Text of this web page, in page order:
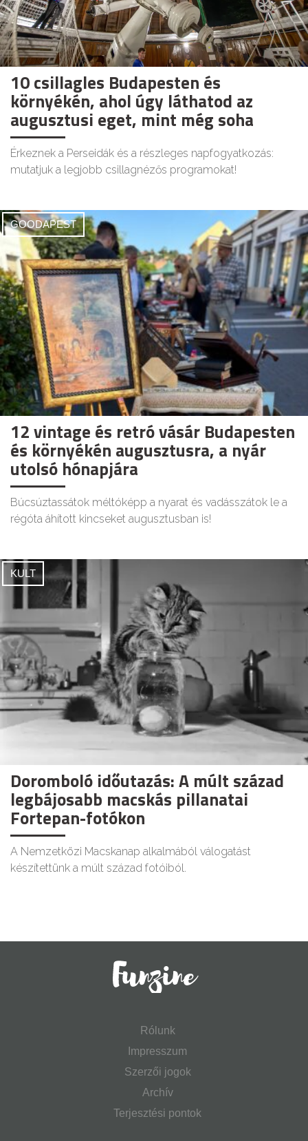
10 csillagles Budapesten és
környékén, ahol úgy láthatod az
augusztusi eget, mint még soha
Érkeznek a Perseidák és a részleges napfogyatkozás:
mutatjuk a legjobb csillagnézős programokat!
GOODAPEST
12 vintage és retró vásár Budapesten
és környékén augusztusra, a nyár
utolsó hónapjára
Búcsúztassátok méltóképp a nyarat és vadásszátok le a
régóta áhított kincseket augusztusban is!
KULT
Doromboló időutazás: A múlt század
legbájosabb macskás pillanatai
Fortepan-fotókon
A Nemzetközi Macskanap alkalmából válogatást
készítettünk a múlt század fotóiból.
Rólunk
Impresszum
Szerzői jogok
Archív
Terjesztési pontok